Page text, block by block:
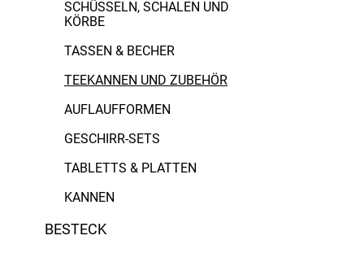
SCHÜSSELN, SCHALEN UND
KÖRBE
TASSEN & BECHER
TEEKANNEN UND ZUBEHÖR
AUFLAUFFORMEN
GESCHIRR-SETS
TABLETTS & PLATTEN
KANNEN
BESTECK
Bambusholz
Edelstahl
ASA Selection